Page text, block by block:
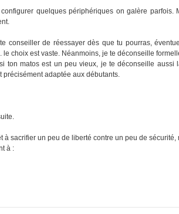
quelques périphériques on galère
conseiller de réessayer dès que tu pourras,
le choix est vaste. Néanmoins, je te déconseille
ton matos est un peu vieux, je te déconseille aussi
précisément adaptée aux débutants.
à sacrifier un peu de liberté contre un peu de
à :